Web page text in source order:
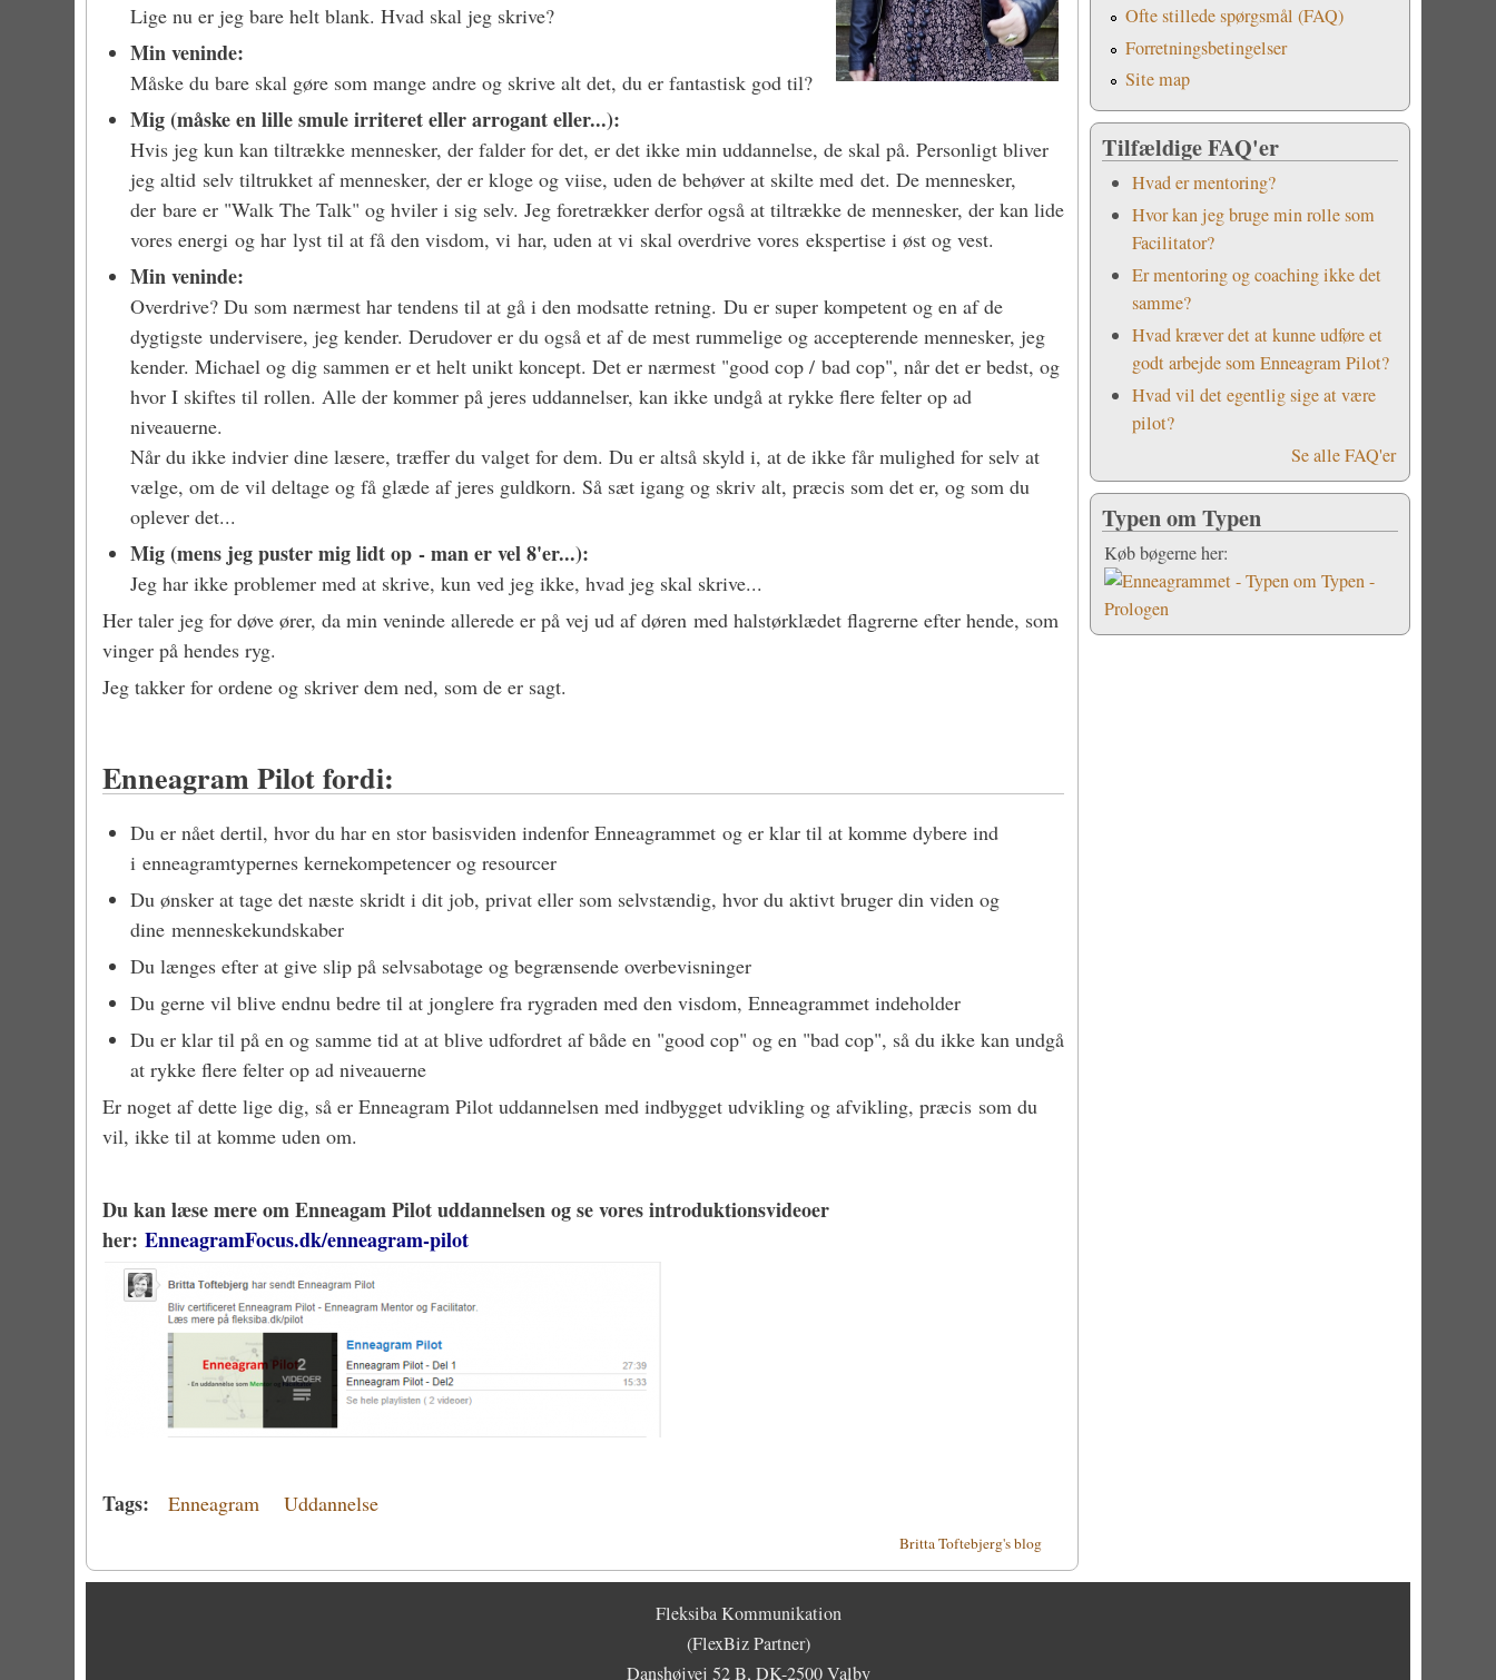
Lige nu er jeg bare helt blank. Hvad skal jeg skrive?
Min veninde:
Måske du bare skal gøre som mange andre og skrive alt det, du er fantastisk god til?
Mig (måske en lille smule irriteret eller arrogant eller...):
Hvis jeg kun kan tiltrække mennesker, der falder for det, er det ikke min uddannelse, de skal på. Personligt bliver
jeg altid selv tiltrukket af mennesker, der er kloge og viise, uden de behøver at skilte med det. De mennesker,
der bare er "Walk The Talk" og hviler i sig selv. Jeg foretrækker derfor også at tiltrække de mennesker, der kan lide
vores energi og har lyst til at få den visdom, vi har, uden at vi skal overdrive vores ekspertise i øst og vest. ​
Min veninde:
Overdrive? Du som nærmest har tendens til at gå i den modsatte retning. Du er super kompetent og en af de
dygtigste undervisere, jeg kender. Derudover er du også et af de mest rummelige og accepterende mennesker, jeg
kender. Michael og dig sammen er et helt unikt koncept. Det er nærmest "good cop / bad cop", når det er bedst, og
hvor I skiftes til rollen. Alle der kommer på jeres uddannelser, kan ikke undgå at rykke flere felter op ad
niveauerne.
Når du ikke indvier dine læsere, træffer du valget for dem. Du er altså skyld i, at de ikke får mulighed for selv at
vælge, om de vil deltage og få glæde af jeres guldkorn. Så sæt igang og skriv alt, præcis som det er, og som du
oplever det...
Mig (mens jeg puster mig lidt op - man er vel 8'er...):
Jeg har ikke problemer med at skrive, kun ved jeg ikke, hvad jeg skal skrive...
Her taler jeg for døve ører, da min veninde allerede er på vej ud af døren med halstørklædet flagrerne efter hende, som
vinger på hendes ryg.
Jeg takker for ordene og skriver dem ned, som de er sagt.
Enneagram Pilot fordi:
Du er nået dertil, hvor du har en stor basisviden indenfor Enneagrammet og er klar til at komme dybere ind
i enneagramtypernes kernekompetencer og resourcer
Du ønsker at tage det næste skridt i dit job, privat eller som selvstændig, hvor du aktivt bruger din viden og
dine menneskekundskaber
Du længes efter at give slip på selvsabotage og begrænsende overbevisninger
Du gerne vil blive endnu bedre til at jonglere fra rygraden med den visdom, Enneagrammet indeholder
Du er klar til på en og samme tid at at blive udfordret af både en "good cop" og en "bad cop", så du ikke kan undgå
at rykke flere felter op ad niveauerne
Er noget af dette lige dig, så er Enneagram Pilot uddannelsen med indbygget udvikling og afvikling, præcis som du
vil, ikke til at komme uden om.
Du kan læse mere om Enneagam Pilot uddannelsen og se vores introduktionsvideoer
her:EnneagramFocus.dk/enneagram-pilot
Tags: Enneagram Uddannelse
Britta Toftebjerg's blog
Ofte stillede spørgsmål (FAQ)
Forretningsbetingelser
Site map
Tilfældige FAQ'er
Hvad er mentoring?
Hvor kan jeg bruge min rolle som
Facilitator?
Er mentoring og coaching ikke det
samme?
Hvad kræver det at kunne udføre et
godt arbejde som Enneagram Pilot?
Hvad vil det egentlig sige at være
pilot?
Se alle FAQ'er
Typen om Typen
Køb bøgerne her:
Fleksiba Kommunikation
(FlexBiz Partner)
Danshøjvej 52 B, DK-2500 Valby